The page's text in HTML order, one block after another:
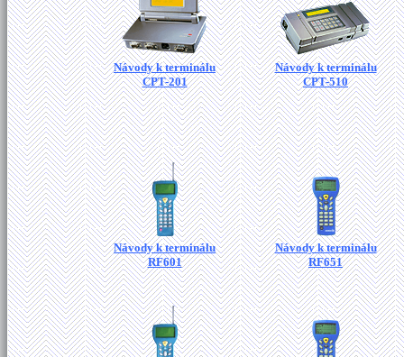
Návody k terminálu
CPT-201
Návody k terminálu
CPT-510
Návody k terminálu
RF601
Návody k terminálu
RF651